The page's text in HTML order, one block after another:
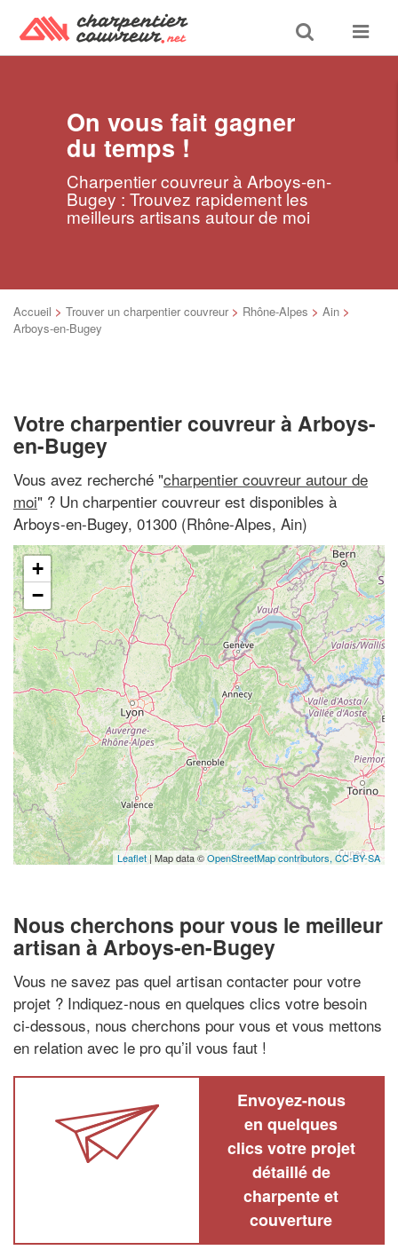
Toggle
search
Toggle
On vous fait gagner
du temps !
Charpentier couvreur à Arboys-en-
Bugey : Trouvez rapidement les
meilleurs artisans autour de moi
Accueil > Trouver un charpentier couvreur > Rhône-Alpes > Ain >
Arboys-en-Bugey
Votre charpentier couvreur à Arboys-
en-Bugey
Vous avez recherché "charpentier couvreur autour de
moi" ? Un charpentier couvreur est disponibles à
Arboys-en-Bugey, 01300 (Rhône-Alpes, Ain)
+
−
Leaflet | Map data ©OpenStreetMap contributors, CC-BY-SA
Nous cherchons pour vous le meilleur
artisan à Arboys-en-Bugey
Vous ne savez pas quel artisan contacter pour votre
projet ? Indiquez-nous en quelques clics votre besoin
ci-dessous, nous cherchons pour vous et vous mettons
en relation avec le pro qu’il vous faut !
Envoyez-nous
en quelques
clics votre projet
détaillé de
charpente et
couverture